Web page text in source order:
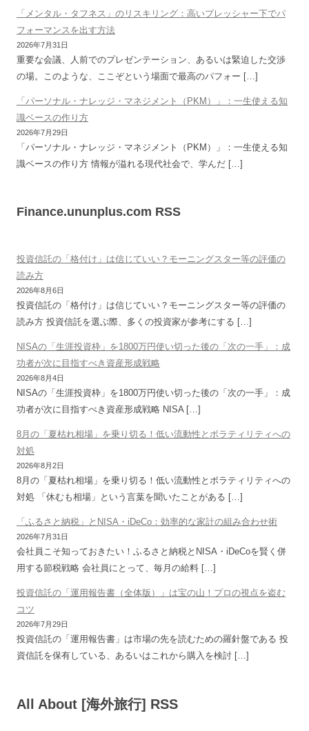
「メンタル・タフネス」のリスキリング：高いプレッシャー下でパ
フォーマンスを出す方法
2026年7月31日
重要な会議、人前でのプレゼンテーション、あるいは緊迫した交渉
の場。このような、ここぞという場面で最高のパフォー […]
「パーソナル・ナレッジ・マネジメント（PKM）」：一生使える知
識ベースの作り方
2026年7月29日
「パーソナル・ナレッジ・マネジメント（PKM）」：一生使える知
識ベースの作り方 情報が溢れる現代社会で、学んだ […]
Finance.ununplus.com RSS
投資信託の「格付け」は信じていい？モーニングスター等の評価の
読み方
2026年8月6日
投資信託の「格付け」は信じていい？モーニングスター等の評価の
読み方 投資信託を選ぶ際、多くの投資家が参考にする […]
NISAの「生涯投資枠」を1800万円使い切った後の「次の一手」：成
功者が次に目指すべき資産形成戦略
2026年8月4日
NISAの「生涯投資枠」を1800万円使い切った後の「次の一手」：成
功者が次に目指すべき資産形成戦略 NISA […]
8月の「夏枯れ相場」を乗り切る！低い流動性とボラティリティへの
対処
2026年8月2日
8月の「夏枯れ相場」を乗り切る！低い流動性とボラティリティへの
対処 「休むも相場」という言葉を聞いたことがある […]
「ふるさと納税」とNISA・iDeCo：効率的な家計の組み合わせ術
2026年7月31日
会社員こそ知っておきたい！ふるさと納税とNISA・iDeCoを賢く併
用する節税戦略 会社員にとって、毎月の給料 […]
投資信託の「運用報告書（全体版）」は宝の山！プロの視点を盗む
コツ
2026年7月29日
投資信託の「運用報告書」は市場の先を読むための羅針盤である 投
資信託を保有している、あるいはこれから購入を検討 […]
All About [海外旅行] RSS